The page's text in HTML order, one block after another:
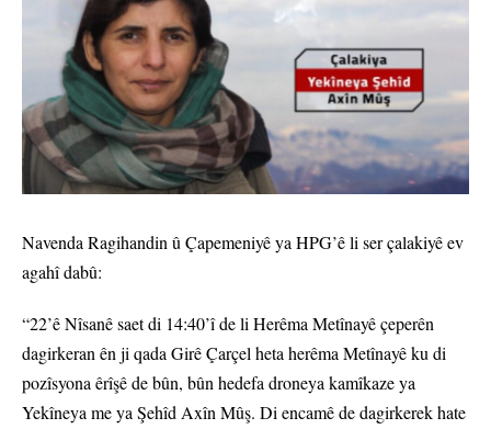
Navenda Ragihandin û Çapemeniyê ya HPG’ê li ser çalakiyê ev
agahî dabû:
“22’ê Nîsanê saet di 14:40’î de li Herêma Metînayê çeperên
dagirkeran ên ji qada Girê Çarçel heta herêma Metînayê ku di
pozîsyona êrîşê de bûn, bûn hedefa droneya kamîkaze ya
Yekîneya me ya Şehîd Axîn Mûş. Di encamê de dagirkerek hate